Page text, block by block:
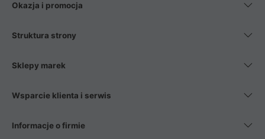
Okazja i promocja
Struktura strony
Sklepy marek
Wsparcie klienta i serwis
Informacje o firmie